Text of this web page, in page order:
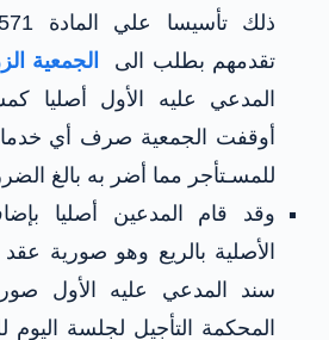
تقدمهم بطلب الى
الجمعية
المدعي عليه الأول أصليا
أوقفت الجمعية صرف أي
للمسـتأجر مما أضر به بالغ
وقد قام المدعين أصليا
الأصلية بالريع وهو صورية
سند المدعي عليه الأول
المحكمة التأجيل لجلسة